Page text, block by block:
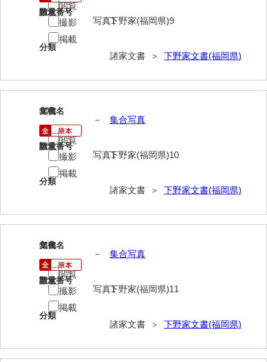
小田家文書（山口市下小鯖）
小野家文書
鹿島家文書
梶山家文書
鍛冶利吉文書
片岡トミ子自作農地木札
堅田家文書（一般郷土伝来）
堅田家文書（山口市）
片山家文書（阿東町）
片山家文書（下関市豊浦）
片山家文書（美和町）
月輪寺文書
請求番号
下野家(福岡県)9
分類
諸家文書 ＞ 下野家文書(福岡県)
数量
写真1
閲覧
撮影
掲載
10
文書名
集合写真
請求番号
下野家(福岡県)10
分類
諸家文書 ＞ 下野家文書(福岡県)
年代
－
数量
写真1
閲覧
撮影
掲載
11
文書名
集合写真
請求番号
下野家(福岡県)11
分類
諸家文書 ＞ 下野家文書(福岡県)
年代
－
数量
写真1
閲覧
撮影
掲載